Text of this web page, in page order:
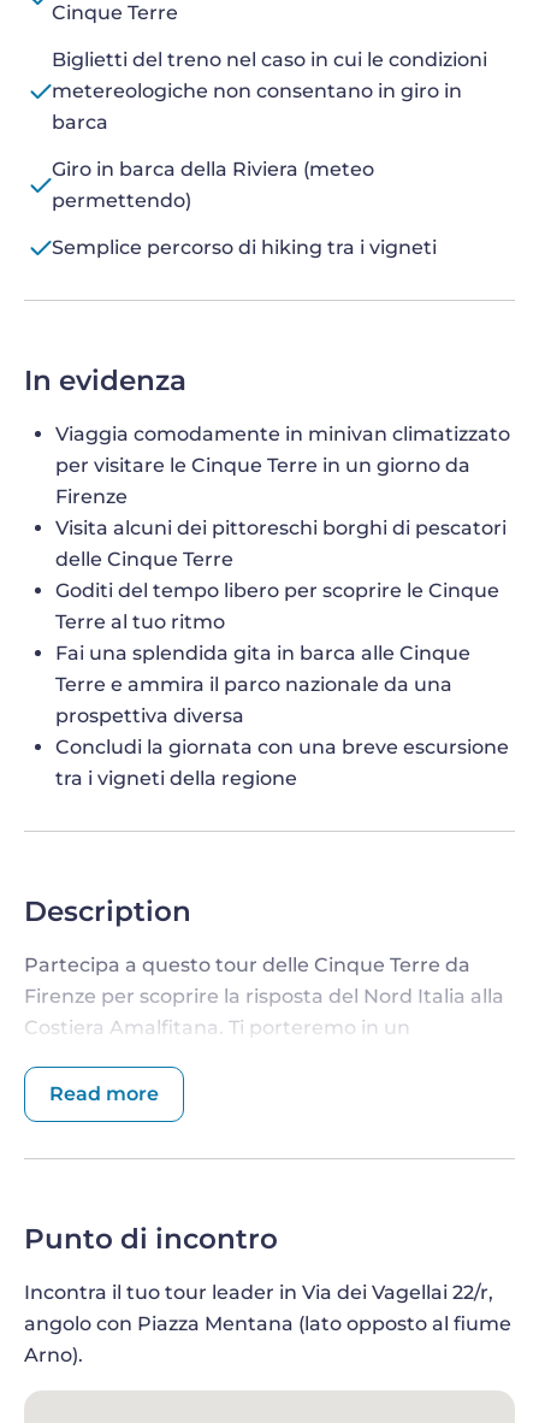
Cinque Terre
Biglietti del treno nel caso in cui le condizioni
metereologiche non consentano in giro in
barca
Giro in barca della Riviera (meteo
permettendo)
Semplice percorso di hiking tra i vigneti
In evidenza
Viaggia comodamente in minivan climatizzato
per visitare le Cinque Terre in un giorno da
Firenze
Visita alcuni dei pittoreschi borghi di pescatori
delle Cinque Terre
Goditi del tempo libero per scoprire le Cinque
Terre al tuo ritmo
Fai una splendida gita in barca alle Cinque
Terre e ammira il parco nazionale da una
prospettiva diversa
Concludi la giornata con una breve escursione
tra i vigneti della regione
Description
Partecipa a questo tour delle Cinque Terre da
Firenze per scoprire la risposta del Nord Italia alla
Costiera Amalfitana. Ti porteremo in un
villaggi pittoreschi, sentieri escursionistici e
panorami mozzafiato sul Mar Ligure.
Quanto distano le Cinque Terre da Firenze? Solo
186 km, circa due ore e mezza in uno dei nostri
comodi minivan climatizzati. Partendo la mattina
presto dalla Toscana, la tua guida esperta ti
accompagnerà ad ammirare i luoghi più belli delle
Read more
Punto di incontro
Incontra il tuo tour leader in Via dei Vagellai 22/r,
angolo con Piazza Mentana (lato opposto al fiume
Arno).